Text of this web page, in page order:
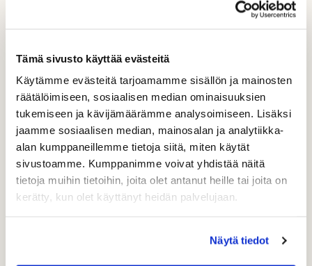
Tämä sivusto käyttää evästeitä
Käytämme evästeitä tarjoamamme sisällön ja mainosten
räätälöimiseen, sosiaalisen median ominaisuuksien
tukemiseen ja kävijämäärämme analysoimiseen. Lisäksi
jaamme sosiaalisen median, mainosalan ja analytiikka-
alan kumppaneillemme tietoja siitä, miten käytät
sivustoamme. Kumppanimme voivat yhdistää näitä
tietoja muihin tietoihin, joita olet antanut heille tai joita on
kerätty, kun olet käyttänyt heidän palvelujaan.
Näytä tiedot